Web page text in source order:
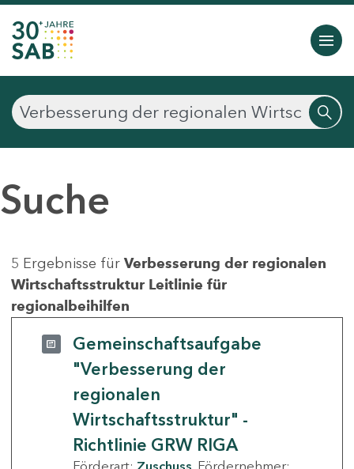
Suche
5 Ergebnisse für Verbesserung der regionalen
Wirtschaftsstruktur Leitlinie für
regionalbeihilfen
Gemeinschaftsaufgabe
"Verbesserung der
regionalen
Wirtschaftsstruktur" -
Richtlinie GRW RIGA